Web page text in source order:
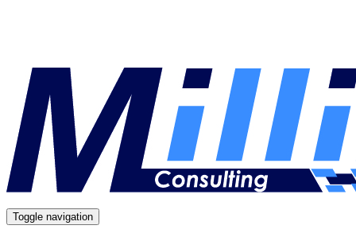
Toggle navigation